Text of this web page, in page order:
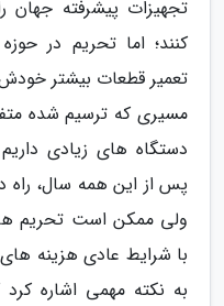
تجهیزات پیشرفته جهان
کنند؛ اما تحریم در
تعمیر قطعات بیشتر
مسیری که ترسیم شده
دستگاه های زیادی
پس از این همه سال، راه
ولی ممکن است تحریم
با شرایط عادی هزینه های
به نکته مهمی اشاره